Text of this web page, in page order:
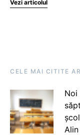
Vezi articolul
CELE MAI CITITE
Noi